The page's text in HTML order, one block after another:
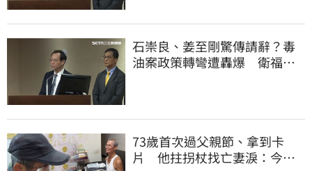
石崇良、姜至剛驚傳請辭？毒
油案政策轉彎遭轟爆 衛福部
73歲首次過父親節、拿到卡
片 他拄拐杖找亡妻淚：今天